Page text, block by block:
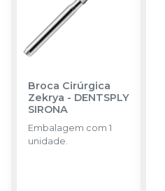
Broca Cirúrgica
Zekrya - DENTSPLY
SIRONA
Embalagem com 1
unidade.